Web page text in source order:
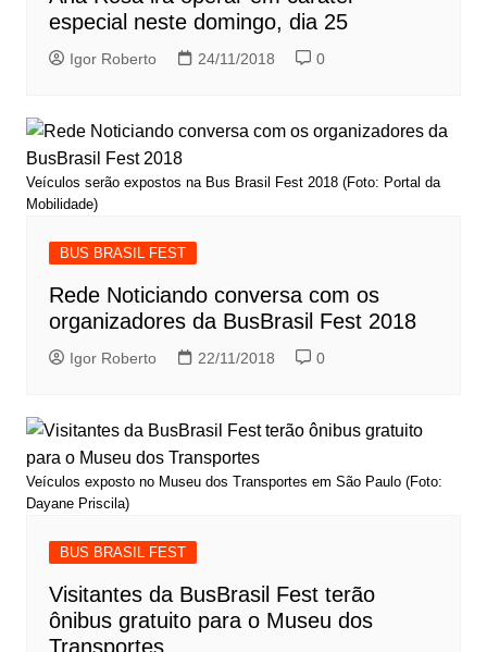
especial neste domingo, dia 25
Igor Roberto 24/11/2018 0
Veículos serão expostos na Bus Brasil Fest 2018 (Foto: Portal da
Mobilidade)
BUS BRASIL FEST
Rede Noticiando conversa com os
organizadores da BusBrasil Fest 2018
Igor Roberto 22/11/2018 0
Veículos exposto no Museu dos Transportes em São Paulo (Foto:
Dayane Priscila)
BUS BRASIL FEST
Visitantes da BusBrasil Fest terão
ônibus gratuito para o Museu dos
Transportes